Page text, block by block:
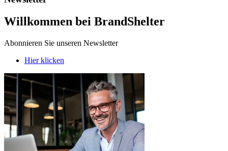
Willkommen bei BrandShelter
Abonnieren Sie unseren Newsletter
Hier klicken